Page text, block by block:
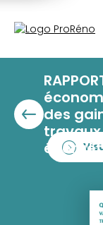
des